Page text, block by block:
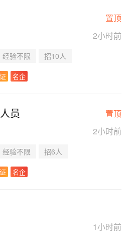
置顶
2小时前
经验不限 招10人
名企
员 置顶
2小时前
经验不限 招6人
名企
1小时前